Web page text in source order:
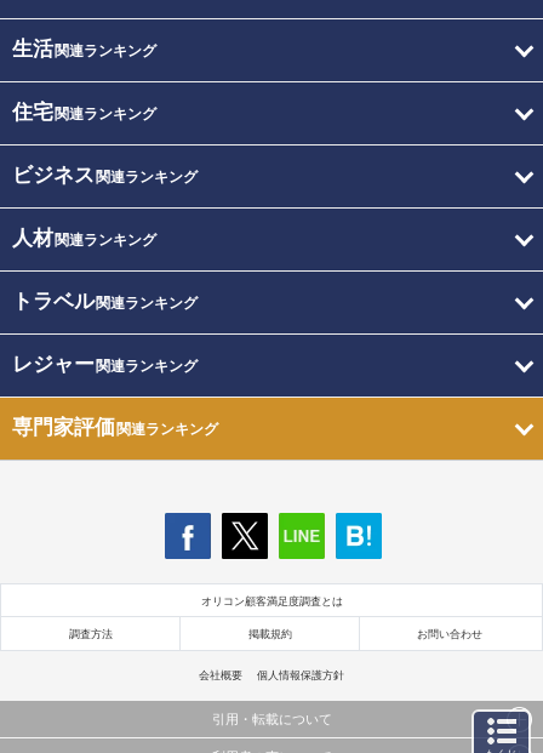
生活関連ランキング
住宅関連ランキング
ビジネス 関連ランキング
人材関連ランキング
トラベル関連ランキング
レジャー関連ランキング
専門家評価関連ランキング
オリコン顧客満足度調査とは
調査方法 掲載規約 お問い合わせ
会社概要 個人情報保護方針
引用・転載について